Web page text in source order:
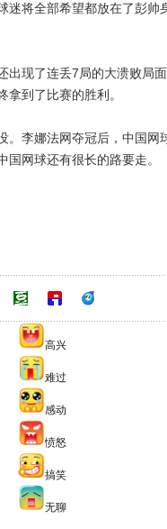
将全部希望都放在了彭帅
现了连丢7局的大溃败局
到了比赛的胜利。
李娜法网夺冠后，中国网
网球还有很长的路要走。
高兴
难过
感动
愤怒
搞笑
无聊